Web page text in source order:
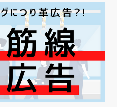
卒 #採用の効率化
場カルチャーギャップ
#ハラスメント
#SNS活用
#内定辞退の防止